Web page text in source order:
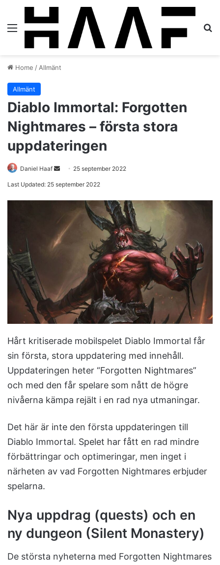
Home / Allmänt
Allmänt
Diablo Immortal: Forgotten
Nightmares – första stora
uppdateringen
Daniel Haaf
e
l
25 september 2022
Last Updated: 25 september 2022
Hårt kritiserade mobilspelet Diablo Immortal får
sin första, stora uppdatering med innehåll.
Uppdateringen heter “Forgotten Nightmares”
och med den får spelare som nått de högre
nivåerna kämpa rejält i en rad nya utmaningar.
Det här är inte den första uppdateringen till
Diablo Immortal. Spelet har fått en rad mindre
förbättringar och optimeringar, men inget i
närheten av vad Forgotten Nightmares erbjuder
spelarna.
Nya uppdrag (quests) och en
ny dungeon (Silent Monastery)
De största nyheterna med Forgotten Nightmares